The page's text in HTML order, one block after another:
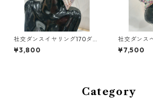
社交ダンスイヤリング170ダン
スアクセサリーベリーダンス
ブライダルアクセサリー
¥3,800
社交ダンス
ーHA-62小
ーベリーダ
¥7,500
Category